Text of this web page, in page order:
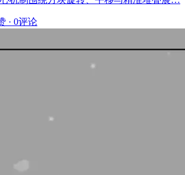
· 0评论